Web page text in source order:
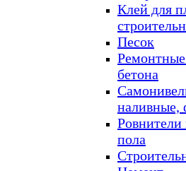
Клей для
Песок
бетона
Ровнители
пола